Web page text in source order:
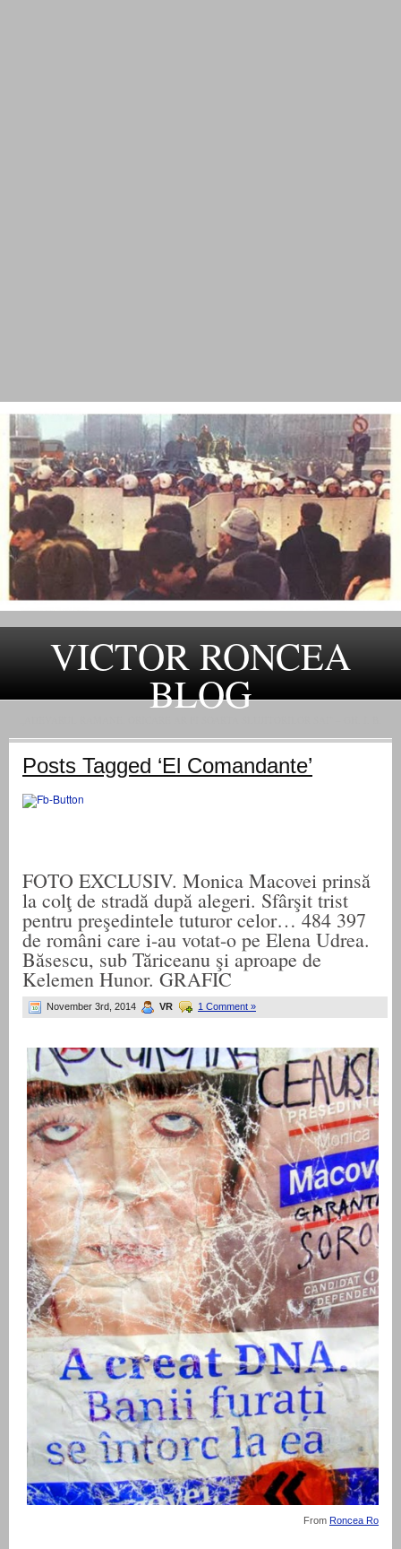
VICTOR RONCEA
BLOG
Posts Tagged ‘El Comandante’
FOTO EXCLUSIV. Monica Macovei prinsă
la colţ de stradă după alegeri. Sfârşit trist
pentru preşedintele tuturor celor… 484 397
de români care i-au votat-o pe Elena Udrea.
Băsescu, sub Tăriceanu şi aproape de
Kelemen Hunor. GRAFIC
November 3rd, 2014 VR 1 Comment »
From Roncea Ro